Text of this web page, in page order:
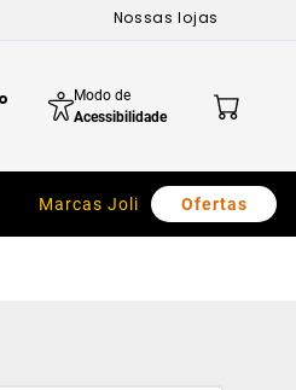
Nossas lojas
Modo de
Acessibilidade
Marcas Joli Ofertas